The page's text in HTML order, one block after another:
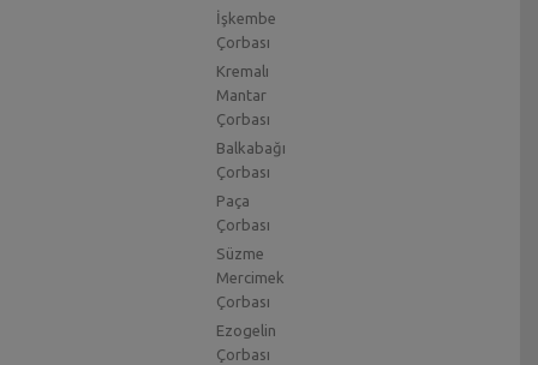
İşkembe
Çorbası
Kremalı
Mantar
Çorbası
Balkabağı
Çorbası
Paça
Çorbası
Süzme
Mercimek
Çorbası
Ezogelin
Çorbası